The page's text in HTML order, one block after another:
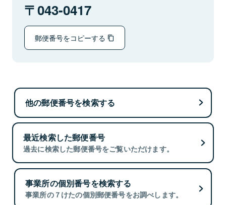
043-0417
郵便番号をコピーする
他の郵便番号を検索する
最近検索した郵便番号
過去に検索した郵便番号をご覧いただけます。
事業所の個別番号を検索する
事業所の７けたの個別郵便番号をお調べします。